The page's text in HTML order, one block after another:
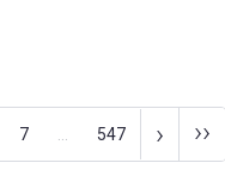
7 547 › ››